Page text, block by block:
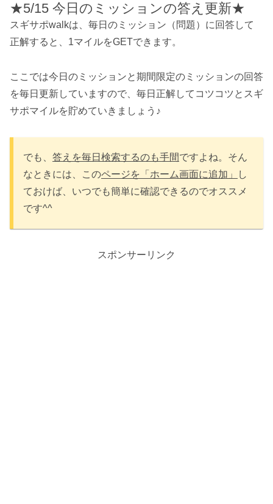
★5/15 今日のミッションの答え更新★
スギサポwalkは、毎日のミッション（問題）に回答して
正解すると、1マイルをGETできます。
ここでは今日のミッションと期間限定のミッションの回答
を毎日更新していますので、毎日正解してコツコツとスギ
サポマイルを貯めていきましょう♪
でも、 答えを毎日検索するのも手間ですよね。そん
なときには、このページを「ホーム画面に追加」
し
ておけば、いつでも簡単に確認できるのでオススメ
です^^
スポンサーリンク